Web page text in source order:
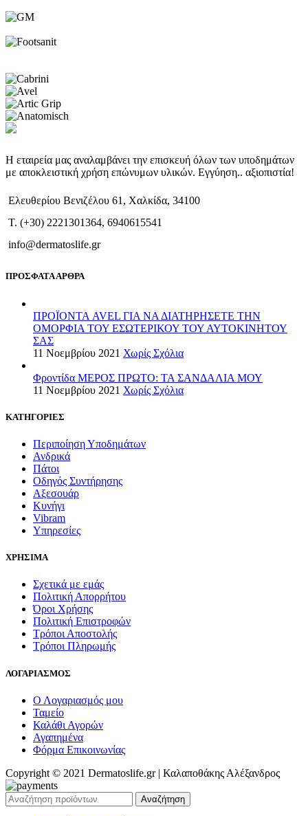
Η εταιρεία μας αναλαμβάνει την επισκευή όλων των υποδημάτων
με αποκλειστική χρήση επώνυμων υλικών. Εγγύηση.. αξιοπιστία!
Ελευθερίου Βενιζέλου 61, Χαλκίδα, 34100
T. (+30) 2221301364, 6940615541
info@dermatoslife.gr
ΠΡΟΣΦΑΤΑ ΑΡΘΡΑ
ΠΡΟΪΟΝΤΑ AVEL ΓΙΑ ΝΑ ΔΙΑΤΗΡΗΣΕΤΕ ΤΗΝ
ΟΜΟΡΦΙΑ ΤΟΥ ΕΣΩΤΕΡΙΚΟΥ ΤΟΥ ΑΥΤΟΚΙΝΗΤΟΥ
ΣΑΣ
11 Νοεμβρίου 2021 Χωρίς Σχόλια
Φροντίδα ΜΕΡΟΣ ΠΡΩΤΟ: ΤΑ ΣΑΝΔΑΛΙΑ ΜΟΥ
11 Νοεμβρίου 2021 Χωρίς Σχόλια
ΚΑΤΗΓΟΡΙΕΣ
Περιποίηση Υποδημάτων
Ανδρικά
Πάτοι
Οδηγός Συντήρησης
Αξεσουάρ
Κυνήγι
Vibram
Υπηρεσίες
ΧΡΗΣΙΜΑ
Σχετικά με εμάς
Πολιτική Απορρήτου
Όροι Χρήσης
Πολιτική Επιστροφών
Τρόποι Αποστολής
Τρόποι Πληρωμής
ΛΟΓΑΡΙΑΣΜΟΣ
Ο Λογαριασμός μου
Ταμείο
Καλάθι Αγορών
Αγαπημένα
Φόρμα Επικοινωνίας
Copyright © 2021 Dermatoslife.gr | Καλαποθάκης Αλέξανδρος
Αναζήτηση